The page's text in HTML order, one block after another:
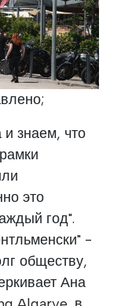
знаем, что
это
год".
-
обществу,
Ана